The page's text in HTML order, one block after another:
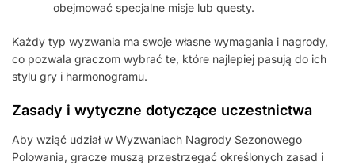
obejmować specjalne misje lub questy.
Każdy typ wyzwania ma swoje własne wymagania i nagrody,
co pozwala graczom wybrać te, które najlepiej pasują do ich
stylu gry i harmonogramu.
Zasady i wytyczne dotyczące uczestnictwa
Aby wziąć udział w Wyzwaniach Nagrody Sezonowego
Polowania, gracze muszą przestrzegać określonych zasad i